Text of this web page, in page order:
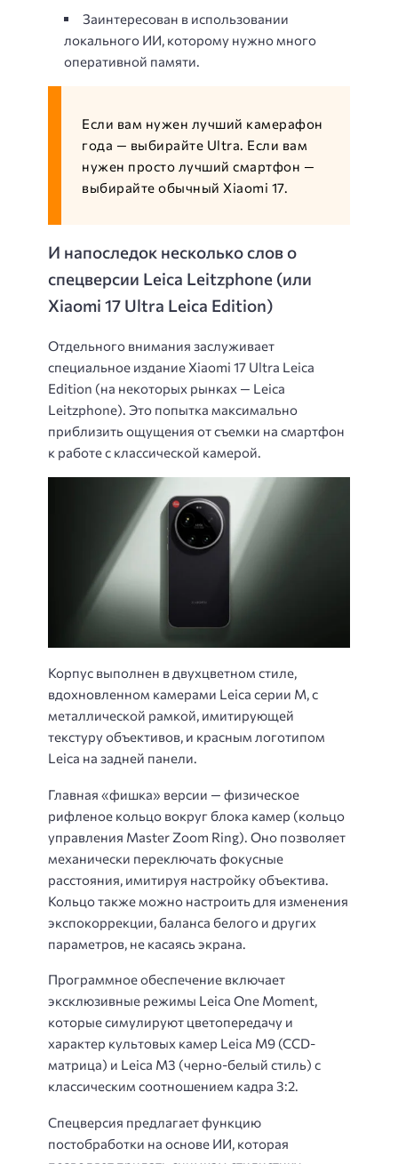
Заинтересован в использовании
локального ИИ, которому нужно много
оперативной памяти.
Если вам нужен лучший камерафон
года — выбирайте Ultra. Если вам
нужен просто лучший смартфон —
выбирайте обычный Xiaomi 17.
И напоследок несколько слов о
спецверсии Leica Leitzphone (или
Xiaomi 17 Ultra Leica Edition)
Отдельного внимания заслуживает
специальное издание Xiaomi 17 Ultra Leica
Edition (на некоторых рынках — Leica
Leitzphone). Это попытка максимально
приблизить ощущения от съемки на смартфон
к работе с классической камерой.
Корпус выполнен в двухцветном стиле,
вдохновленном камерами Leica серии M, с
металлической рамкой, имитирующей
текстуру объективов, и красным логотипом
Leica на задней панели.
Главная «фишка» версии — физическое
рифленое кольцо вокруг блока камер (кольцо
управления Master Zoom Ring). Оно позволяет
механически переключать фокусные
расстояния, имитируя настройку объектива.
Кольцо также можно настроить для изменения
экспокоррекции, баланса белого и других
параметров, не касаясь экрана.
Программное обеспечение включает
эксклюзивные режимы Leica One Moment,
которые симулируют цветопередачу и
характер культовых камер Leica M9 (CCD-
матрица) и Leica M3 (черно-белый стиль) с
классическим соотношением кадра 3:2.
Спецверсия предлагает функцию
постобработки на основе ИИ, которая